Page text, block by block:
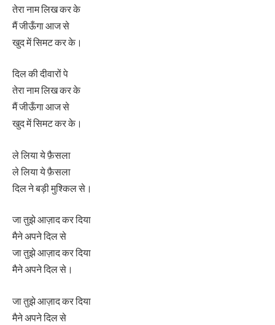
तेरा नाम लिख कर के
मैं जीऊँगा आज से
खुद में सिमट कर के।
दिल की दीवारों पे
तेरा नाम लिख कर के
मैं जीऊँगा आज से
खुद में सिमट कर के।
ले लिया ये फ़ैसला
ले लिया ये फ़ैसला
दिल ने बड़ी मुश्किल से।
जा तुझे आज़ाद कर दिया
मैने अपने दिल से
जा तुझे आज़ाद कर दिया
मैने अपने दिल से।
जा तुझे आज़ाद कर दिया
मैने अपने दिल से